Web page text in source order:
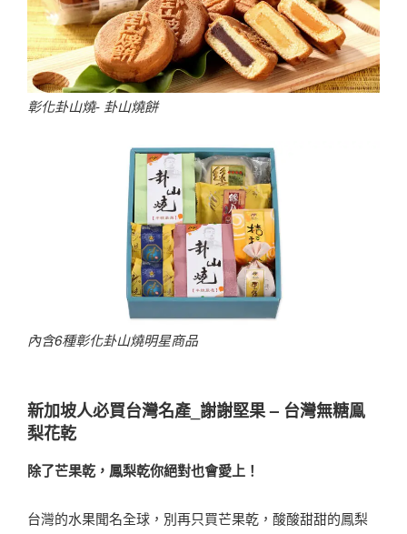
彰化卦山燒- 卦山燒餅
內含6種彰化卦山燒明星商品
新加坡人必買台灣名產 _謝謝堅果 – 台灣無糖鳯
梨花乾
除了芒果乾，鳳梨乾你絕對也會愛上！
台灣的水果聞名全球，別再只買芒果乾，酸酸甜甜的鳳梨